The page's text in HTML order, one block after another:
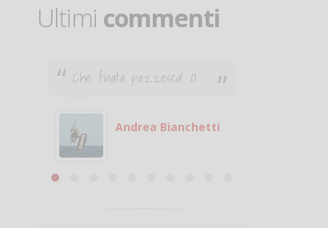
Ultimi commenti
Che figata pazzesca! :O
Andrea Bianchetti